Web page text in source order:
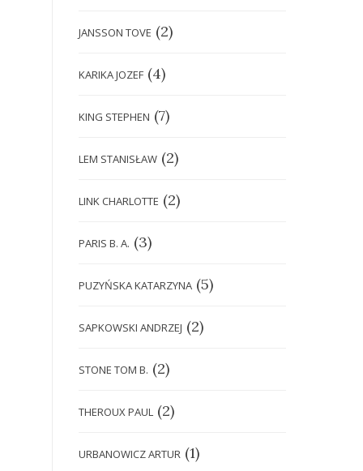
JANSSON TOVE (2)
KARIKA JOZEF (4)
KING STEPHEN (7)
LEM STANISŁAW (2)
LINK CHARLOTTE (2)
PARIS B. A. (3)
PUZYŃSKA KATARZYNA (5)
SAPKOWSKI ANDRZEJ (2)
STONE TOM B. (2)
THEROUX PAUL (2)
URBANOWICZ ARTUR (1)